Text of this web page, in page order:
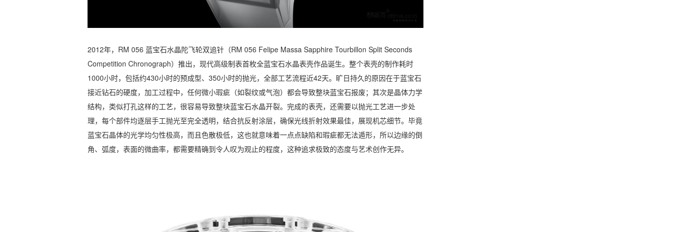
2012年，RM 056 蓝宝石水晶陀飞轮双追针（RM 056 Felipe Massa Sapphire Tourbillon Split Seconds
Competition Chronograph）推出，现代高级制表首枚全蓝宝石水晶表壳作品诞生。整个表壳的制作耗时
1000小时，包括约430小时的预成型、350小时的抛光，全部工艺流程近42天。旷日持久的原因在于蓝宝石
接近钻石的硬度，加工过程中，任何微小瑕疵（如裂纹或气泡）都会导致整块蓝宝石报废；其次是晶体力学
结构，类似打孔这样的工艺，很容易导致整块蓝宝石水晶开裂。完成的表壳，还需要以抛光工艺进一步处
理，每个部件均逐层手工抛光至完全透明，结合抗反射涂层，确保光线折射效果最佳，展现机芯细节。毕竟
蓝宝石晶体的光学均匀性极高，而且色散极低，这也就意味着一点点缺陷和瑕疵都无法遁形，所以边缘的倒
角、弧度，表面的微曲率，都需要精确到令人叹为观止的程度，这种追求极致的态度与艺术创作无异。